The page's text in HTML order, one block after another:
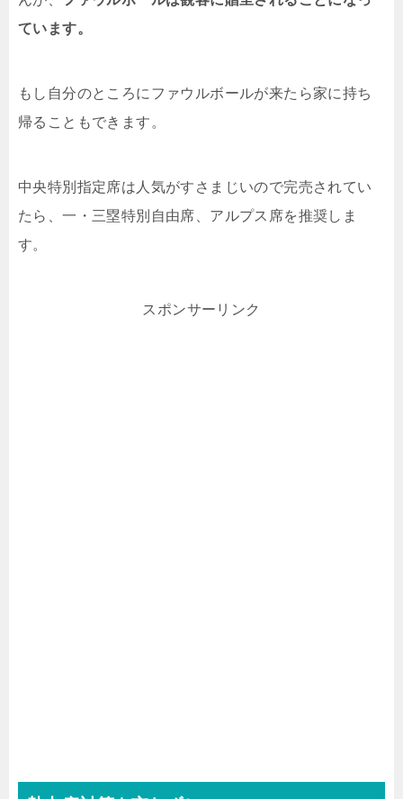
ています。
もし自分のところにファウルボールが来たら家に持ち
帰ることもできます。
中央特別指定席は人気がすさまじいので完売されてい
たら、一・三塁特別自由席、アルプス席を推奨しま
す。
スポンサーリンク